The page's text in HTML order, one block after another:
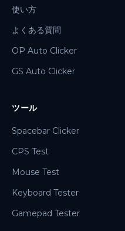
使い方
よくある質問
OP Auto Clicker
GS Auto Clicker
ツール
Spacebar Clicker
CPS Test
Mouse Test
Keyboard Tester
Gamepad Tester